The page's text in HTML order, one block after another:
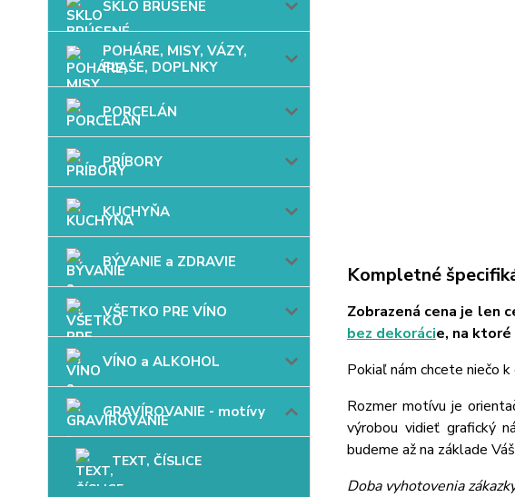
SKLO BRÚSENÉ
POHÁRE, MISY, VÁZY,
FĽAŠE, DOPLNKY
PORCELÁN
PRÍBORY
KUCHYŇA
BÝVANIE a ZDRAVIE
VŠETKO PRE VÍNO
VÍNO a ALKOHOL
GRAVÍROVANIE - motívy
TEXT, ČÍSLICE
Kompletné
Zobrazená cena je len
bez dekorácie, na
Pokiaľ nám chcete niečo
Rozmer motívu je
výrobou vidieť grafický
budeme až na základe
Doba vyhotovenia